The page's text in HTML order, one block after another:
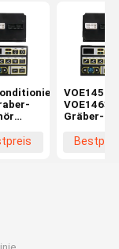
EC180
Gräber-
Zubehör